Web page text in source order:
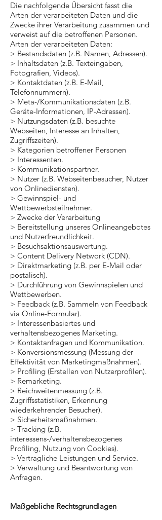
Die nachfolgende Übersicht fasst die
Arten der verarbeiteten Daten und die
Zwecke ihrer Verarbeitung zusammen und
verweist auf die betroffenen Personen.
Arten der verarbeiteten Daten:
> Bestandsdaten (z.B. Namen, Adressen).
> Inhaltsdaten (z.B. Texteingaben,
Fotografien, Videos).
> Kontaktdaten (z.B. E-Mail,
Telefonnummern).
> Meta-/Kommunikationsdaten (z.B.
Geräte-Informationen, IP-Adressen).
> Nutzungsdaten (z.B. besuchte
Webseiten, Interesse an Inhalten,
Zugriffszeiten).
> Kategorien betroffener Personen
> Interessenten.
> Kommunikationspartner.
> Nutzer (z.B. Webseitenbesucher, Nutzer
von Onlinediensten).
> Gewinnspiel- und
Wettbewerbsteilnehmer.
> Zwecke der Verarbeitung
> Bereitstellung unseres Onlineangebotes
und Nutzerfreundlichkeit.
> Besuchsaktionsauswertung.
> Content Delivery Network (CDN).
> Direktmarketing (z.B. per E-Mail oder
postalisch).
> Durchführung von Gewinnspielen und
Wettbewerben.
> Feedback (z.B. Sammeln von Feedback
via Online-Formular).
> Interessenbasiertes und
verhaltensbezogenes Marketing.
> Kontaktanfragen und Kommunikation.
> Konversionsmessung (Messung der
Effektivität von Marketingmaßnahmen).
> Profiling (Erstellen von Nutzerprofilen).
> Remarketing.
> Reichweitenmessung (z.B.
Zugriffsstatistiken, Erkennung
wiederkehrender Besucher).
> Sicherheitsmaßnahmen.
> Tracking (z.B.
interessens-/verhaltensbezogenes
Profiling, Nutzung von Cookies).
> Vertragliche Leistungen und Service.
> Verwaltung und Beantwortung von
Anfragen.
Maßgebliche Rechtsgrundlagen